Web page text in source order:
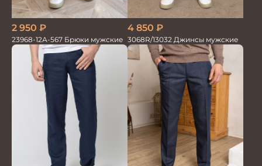
2 950 ₽
23968-12А-567 Брюки мужские
4 850 ₽
3068R/13032 Джинсы мужские